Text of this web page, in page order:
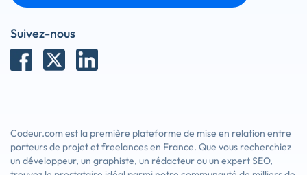
Suivez-nous
Codeur.com est la première plateforme de mise en relation entre
porteurs de projet et freelances en France. Que vous recherchiez
un développeur, un graphiste, un rédacteur ou un expert SEO,